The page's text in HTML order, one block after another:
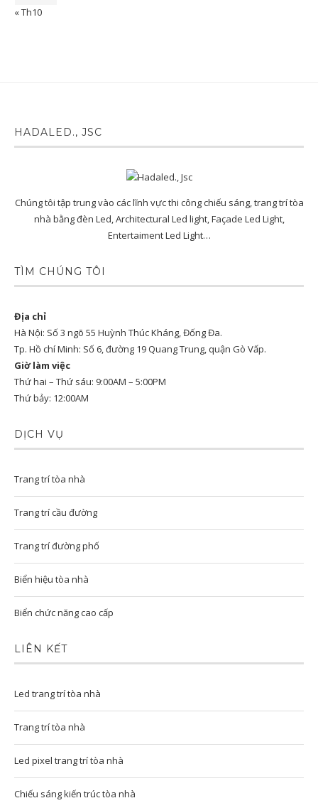
« Th10
HADALED., JSC
Chúng tôi tập trung vào các lĩnh vực thi công chiếu sáng, trang trí tòa
nhà bằng đèn Led, Architectural Led light, Façade Led Light,
Entertaiment Led Light…
TÌM CHÚNG TÔI
Địa chỉ
Hà Nội: Số 3 ngõ 55 Huỳnh Thúc Kháng, Đống Đa.
Tp. Hồ chí Minh: Số 6, đường 19 Quang Trung, quận Gò Vấp.
Giờ làm việc
Thứ hai – Thứ sáu: 9:00AM – 5:00PM
Thứ bảy: 12:00AM
DỊCH VỤ
Trang trí tòa nhà
Trang trí cầu đường
Trang trí đường phố
Biển hiệu tòa nhà
Biển chức năng cao cấp
LIÊN KẾT
Led trang trí tòa nhà
Trang trí tòa nhà
Led pixel trang trí tòa nhà
Chiếu sáng kiến trúc tòa nhà